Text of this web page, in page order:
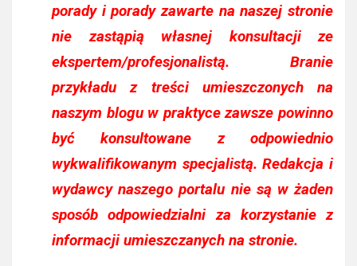
porady i porady zawarte na naszej stronie
nie zastąpią własnej konsultacji ze
ekspertem/profesjonalistą. Branie
przykładu z treści umieszczonych na
naszym blogu w praktyce zawsze powinno
być konsultowane z odpowiednio
wykwalifikowanym specjalistą. Redakcja i
wydawcy naszego portalu nie są w żaden
sposób odpowiedzialni za korzystanie z
informacji umieszczanych na stronie.